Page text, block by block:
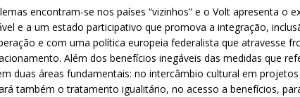
encontram-se nos países “vizinhos” e o Volt apresenta
e a um estado participativo que promova a integração,
e com uma política europeia federalista que atravesse
Além dos benefícios inegáveis das medidas que
duas áreas fundamentais: no intercâmbio cultural em
também o tratamento igualitário, no acesso a benefícios,